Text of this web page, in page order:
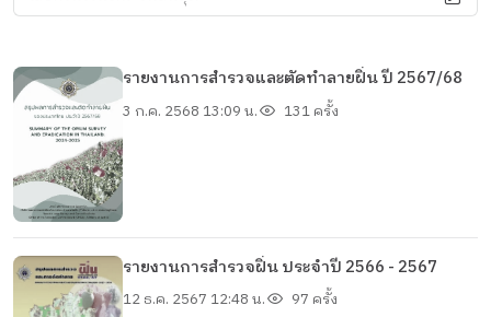
รายงานการสำรวจและตัดทำลายฝิ่น ปี 2567/68
3 ก.ค. 2568 13:09 น. 131 ครั้ง
รายงานการสำรวจฝิ่น ประจำปี 2566 - 2567
12 ธ.ค. 2567 12:48 น. 97 ครั้ง